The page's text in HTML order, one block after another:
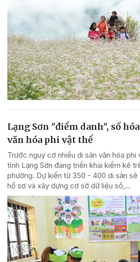
Lạng Sơn "điểm danh", số
văn hóa phi vật thể
Trước nguy cơ nhiều di sản văn hóa phi
tỉnh Lạng Sơn đang triển khai kiểm kê
phường. Dự kiến từ 350 - 400 di sản sẽ
hồ sơ và xây dựng cơ sở dữ liệu số,...